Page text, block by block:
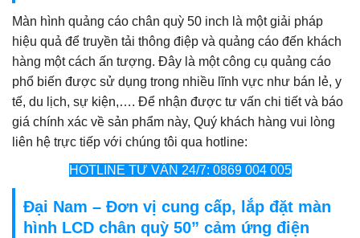
Màn hình quảng cáo chân quỳ 50 inch là một giải pháp
hiệu quả để truyền tải thông điệp và quảng cáo đến khách
hàng một cách ấn tượng. Đây là một công cụ quảng cáo
phổ biến được sử dụng trong nhiều lĩnh vực như bán lẻ, y
tế, du lịch, sự kiện,…. Để nhận được tư vấn chi tiết và báo
giá chính xác về sản phẩm này, Quý khách hàng vui lòng
liên hệ trực tiếp với chúng tôi qua hotline:
HOTLINE TƯ VẤN 24/7: 0869 004 005
Đại Nam – Đơn vị cung cấp, lắp đặt màn
hình LCD chân quỳ 50” cảm ứng điện